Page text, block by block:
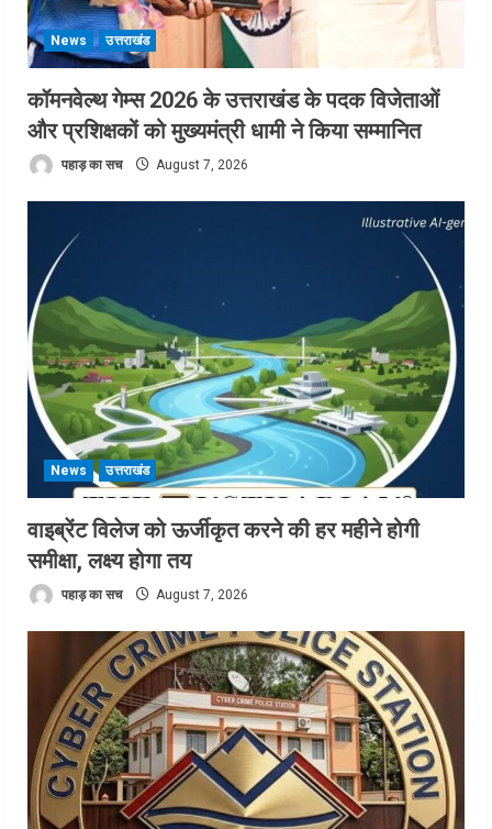
News उत्तराखंड
कॉमनवेल्थ गेम्स 2026 के उत्तराखंड के पदक विजेताओं
और प्रशिक्षकों को मुख्यमंत्री धामी ने किया सम्मानित
पहाड़ का सच August 7, 2026
News उत्तराखंड
वाइब्रेंट विलेज को ऊर्जीकृत करने की हर महीने होगी
समीक्षा, लक्ष्य होगा तय
पहाड़ का सच August 7, 2026